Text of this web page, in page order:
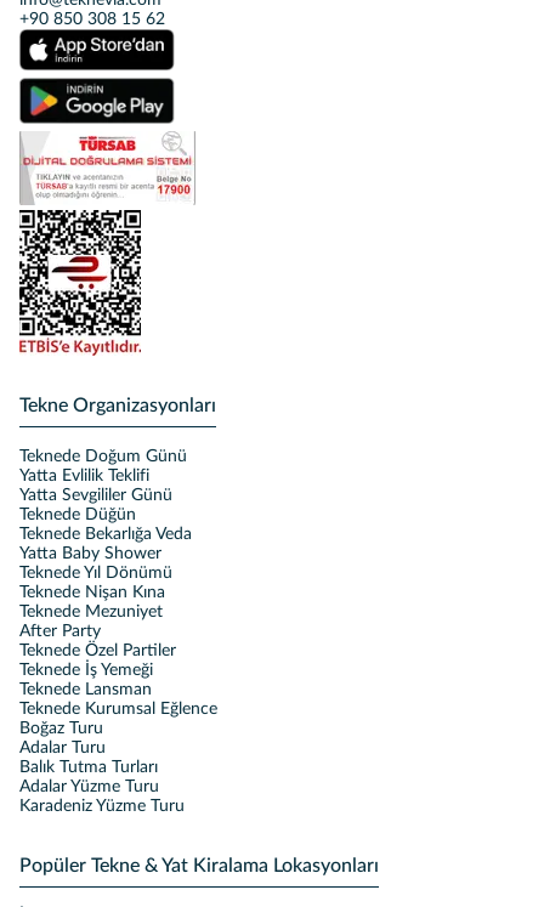
+90 850 308 15 62
Tekne Organizasyonları
Teknede Doğum Günü
Yatta Evlilik Teklifi
Yatta Sevgililer Günü
Teknede Düğün
Teknede Bekarlığa Veda
Yatta Baby Shower
Teknede Yıl Dönümü
Teknede Nişan Kına
Teknede Mezuniyet
After Party
Teknede Özel Partiler
Teknede İş Yemeği
Teknede Lansman
Teknede Kurumsal Eğlence
Boğaz Turu
Adalar Turu
Balık Tutma Turları
Adalar Yüzme Turu
Karadeniz Yüzme Turu
Popüler Tekne & Yat Kiralama Lokasyonları